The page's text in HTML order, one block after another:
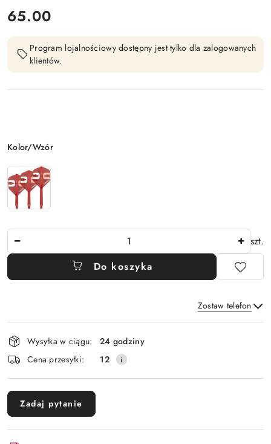
cena:
65.00
Program lojalnościowy dostępny jest tylko dla zalogowanych
klientów.
Wariant
Kolor/Wzór
szt.
Do koszyka
Zostaw telefon
Wyślij
Dostępność
i
dostawa
Wysyłka w ciągu:
24 godziny
Cena przesyłki:
12
Zadaj pytanie